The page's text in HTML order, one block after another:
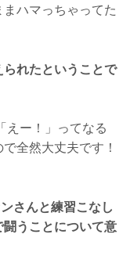
ハマっちゃってた
れたということで
えー！」ってなる
全然大丈夫です！
さんと練習こなし
うことについて意